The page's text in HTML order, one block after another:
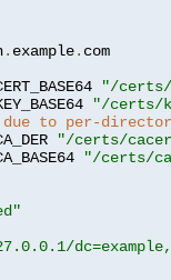
. example. com
"/certs/
"/certs/
due to per-
"/certs/
"/certs/